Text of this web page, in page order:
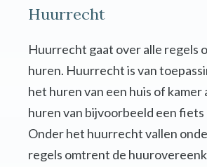
Huurrecht
Huurrecht gaat over alle regels
huren. Huurrecht is van
het huren van een huis of kamer
huren van bijvoorbeeld een fiets
Onder het huurrecht vallen
regels omtrent de